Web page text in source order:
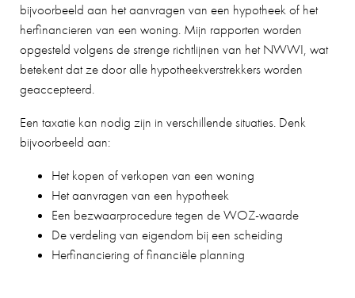
bijvoorbeeld aan het aanvragen van een hypotheek of het
herfinancieren van een woning. Mijn rapporten worden
opgesteld volgens de strenge richtlijnen van het NWWI, wat
betekent dat ze door alle hypotheekverstrekkers worden
geaccepteerd.
Een taxatie kan nodig zijn in verschillende situaties. Denk
bijvoorbeeld aan:
Het kopen of verkopen van een woning
Het aanvragen van een hypotheek
Een bezwaarprocedure tegen de WOZ-waarde
De verdeling van eigendom bij een scheiding
Herfinanciering of financiële planning